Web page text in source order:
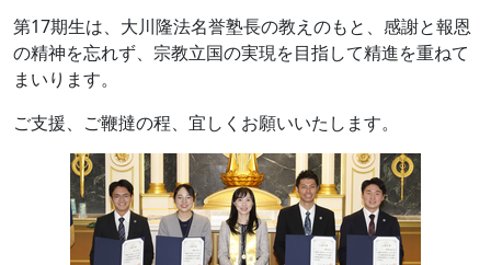
第17期生は、大川隆法名誉塾長の教えのもと、感謝と報恩
の精神を忘れず、宗教立国の実現を目指して精進を重ねて
まいります。
ご支援、ご鞭撻の程、宜しくお願いいたします。